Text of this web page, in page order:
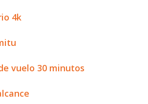
4k
vuelo 30 minutos